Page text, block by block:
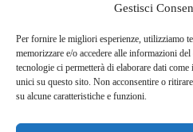
Gestisci
Per fornire le migliori esperienze, utilizziamo
memorizzare e/o accedere alle informazioni
tecnologie ci permetterà di elaborare dati
unici su questo sito. Non acconsentire o
su alcune caratteristiche e funzioni.